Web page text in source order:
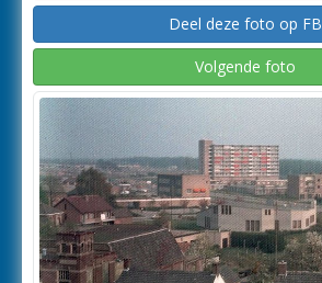
Deel deze foto op FB
Volgende foto